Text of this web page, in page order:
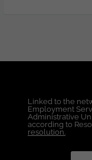
Bogotá.
Linked to the
Employment
Administrative
according to
resolution.